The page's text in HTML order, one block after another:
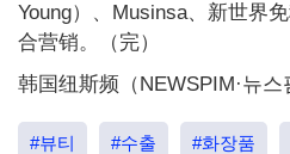
Young）、Musinsa、新世界
合营销。（完）
韩国纽斯频（NEWSPIM·뉴스
#뷰티 #수출 #화장품